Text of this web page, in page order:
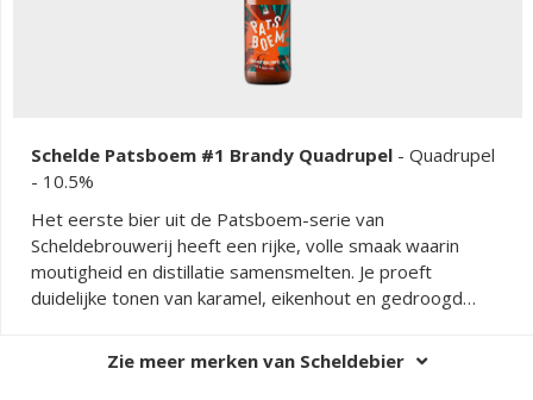
Schelde Patsboem #1 Brandy Quadrupel - Quadrupel
- 10.5%
Het eerste bier uit de Patsboem-serie van
Scheldebrouwerij heeft een rijke, volle smaak waarin
moutigheid en distillatie samensmelten. Je proeft
duidelijke tonen van karamel, eikenhout en gedroogd
verwarmende afdronk van de beer brandy. Deze
quadrupel is krachtig en complex, met een zijdezachte
Zie meer merken van Scheldebier